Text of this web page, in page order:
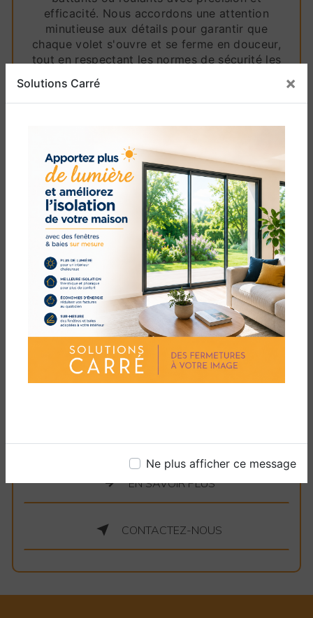
Solutions Carré ×
Ne plus afficher ce message
efficacité. Nous accordons une attention
minutieuse aux détails pour garantir que
chaque volet s'ouvre et se ferme en douceur,
tout en respectant les normes de sécurité les
En plus de la fabrication et de l'installation de
indécis quant au choix entre volets battants et
volets roulants, notre équipe est là pour
discuter des avantages de chaque option en
fonction de vos besoins spécifiques. Nous nous
engageons à fournir des informations
transparentes et objectives pour vous aider à
prendre une décision éclairée.
En conclusion, si vous êtes à la recherche de
volets battants / roulant de qualité supérieure à
Le Barcarès, ne cherchez pas plus loin que
Solutions Carré. Notre dévouement à l'artisanat
exceptionnel, à la personnalisation et à la
satisfaction du client fait de nous le choix idéal
pour tous vos besoins en matière de volets
battants et roulants. Contactez-nous dès
EN SAVOIR PLUS
CONTACTEZ-NOUS